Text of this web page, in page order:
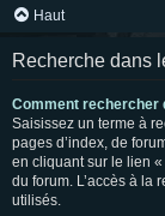
Haut
Recherche dans
Comment rechercher
Saisissez un terme à
pages d’index, de
en cliquant sur le lien
du forum. L’accès à la
utilisés.